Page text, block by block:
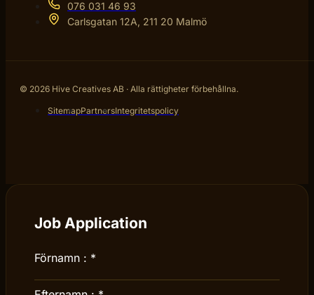
076 031 46 93
Carlsgatan 12A, 211 20 Malmö
© 2026 Hive Creatives AB · Alla rättigheter förbehållna.
SitemapPartnersIntegritetspolicy
Job Application
Förnamn : *